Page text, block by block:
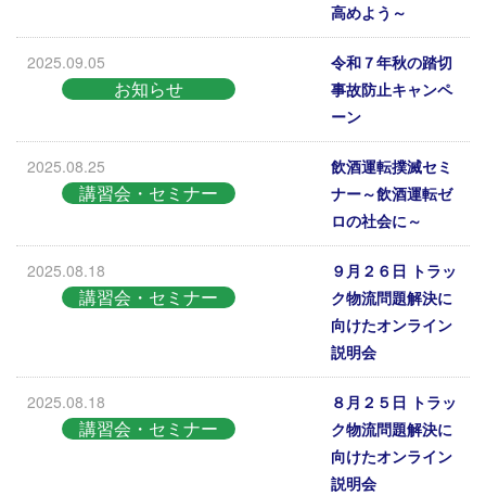
高めよう～
2025.09.05
お知らせ
令和７年秋の踏切
事故防止キャンペ
ーン
2025.08.25
講習会・セミナー
飲酒運転撲滅セミ
ナー～飲酒運転ゼ
ロの社会に～
2025.08.18
講習会・セミナー
９月２６日 トラッ
ク物流問題解決に
向けたオンライン
説明会
2025.08.18
講習会・セミナー
８月２５日 トラッ
ク物流問題解決に
向けたオンライン
説明会